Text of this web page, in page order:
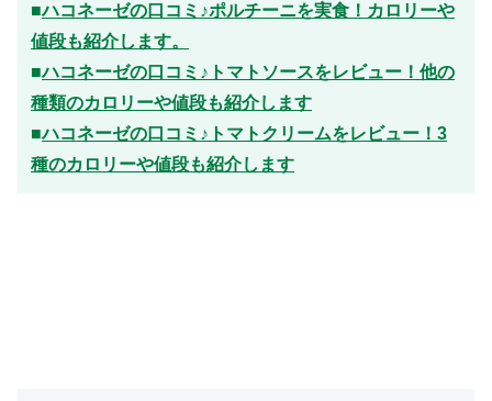
■ハコネーゼの口コミ♪ポルチーニを実食！カロリーや
値段も紹介します。
■ハコネーゼの口コミ♪トマトソースをレビュー！他の
種類のカロリーや値段も紹介します
■ハコネーゼの口コミ♪トマトクリームをレビュー！3
種のカロリーや値段も紹介します